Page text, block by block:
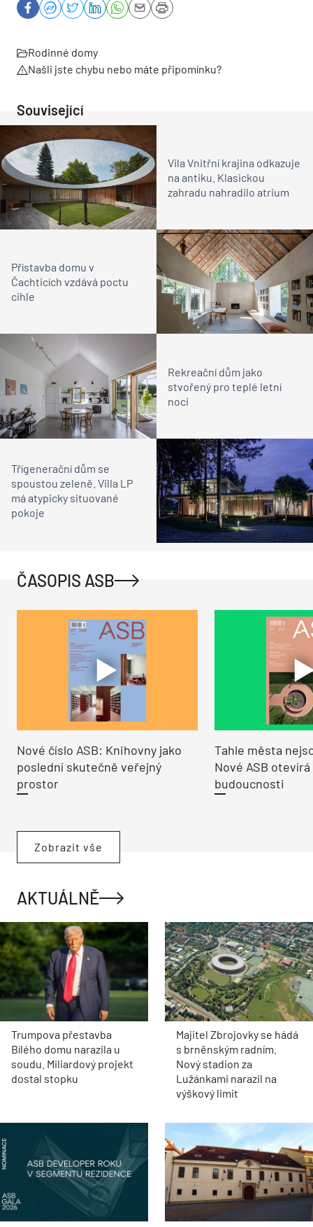
Rodinné domy
Našli jste chybu nebo máte připomínku?
Související
Vila Vnitřní krajina odkazuje
na antiku. Klasickou
zahradu nahradilo atrium
Přístavba domu v
Čachticích vzdává poctu
cihle
Rekreační dům jako
stvořený pro teplé letní
noci
Třígenerační dům se
spoustou zeleně. Villa LP
má atypicky situované
pokoje
ČASOPIS ASB
Nové číslo ASB: Knihovny jako
poslední skutečně veřejný
prostor
Tahle města
Nové ASB
budoucnosti
Zobrazit vše
AKTUÁLNĚ
Trumpova přestavba
Bílého domu narazila u
soudu. Miliardový projekt
dostal stopku
Majitel Zbrojovky se hádá
s brněnským radním.
Nový stadion za
Lužánkami narazil na
výškový limit